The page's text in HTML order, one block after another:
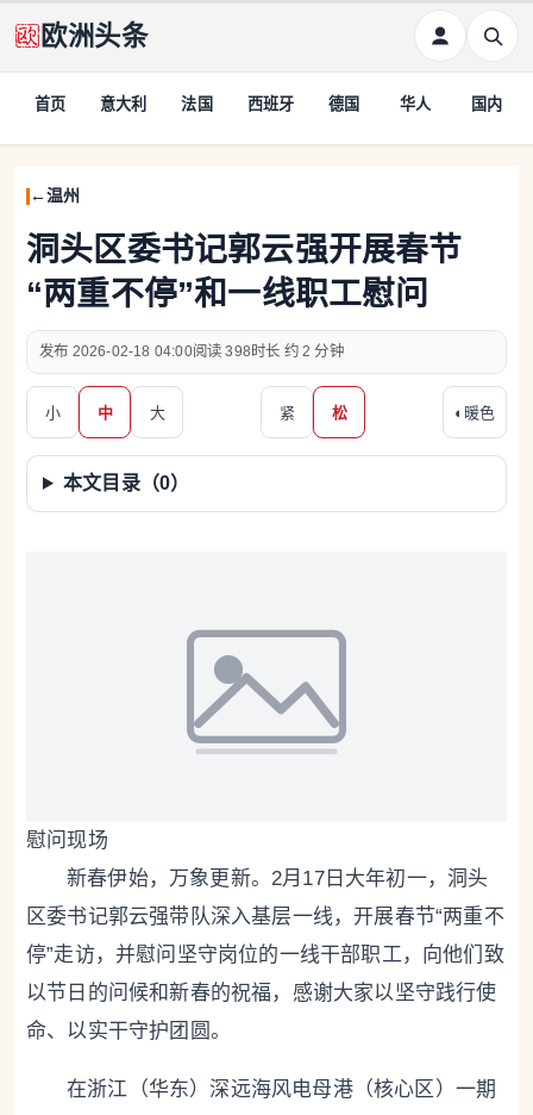
欧洲头条
首页 意大利 法国 西班牙 德国 华人 国内
温州
洞头区委书记郭云强开展春节
“两重不停”和一线职工慰问
2026-02-18 04:00 398 约 2 分钟
小 中 大 紧 松 ◐ 暖色
本文目录（0）
慰问现场
新春伊始，万象更新。2月17日大年初一，洞头
区委书记郭云强带队深入基层一线，开展春节“两重不
停”走访，并慰问坚守岗位的一线干部职工，向他们致
以节日的问候和新春的祝福，感谢大家以坚守践行使
命、以实干守护团圆。
在浙江（华东）深远海风电母港（核心区）一期